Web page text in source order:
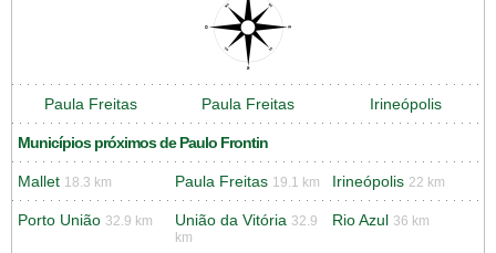
Paula Freitas Paula Freitas Irineópolis
Municípios próximos de Paulo Frontin
Mallet 18.3 km Paula Freitas 19.1 km Irineópolis 22 km
Porto União 32.9 km União da Vitória 32.9
km
Rio Azul 36 km